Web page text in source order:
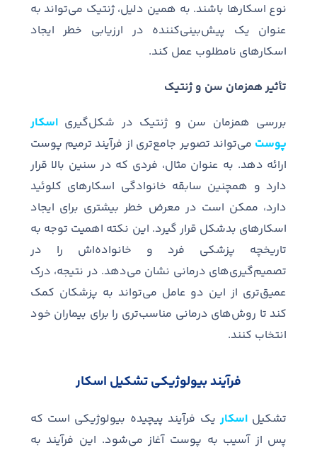
نوع اسکارها باشند. به همین دلیل، ژنتیک میتواند به
عنوان یک پیشبینیکننده در ارزیابی خطر ایجاد
اسکارهای نامطلوب عمل کند.
تأثیر همزمان سن و ژنتیک
بررسی همزمان سن و ژنتیک در شکلگیری اسکار
پوست میتواند تصویر جامعتری از فرآیند ترمیم پوست
ارائه دهد. به عنوان مثال، فردی که در سنین بالا قرار
دارد و همچنین سابقه خانوادگی اسکارهای کلوئید
دارد، ممکن است در معرض خطر بیشتری برای ایجاد
اسکارهای بدشکل قرار گیرد. این نکته اهمیت توجه به
تاریخچه پزشکی فرد و خانوادهاش را در
تصمیمگیریهای درمانی نشان میدهد. در نتیجه، درک
عمیقتری از این دو عامل میتواند به پزشکان کمک
کند تا روشهای درمانی مناسبتری را برای بیماران خود
انتخاب کنند.
فرآیند بیولوژیکی تشکیل اسکار
تشکیل اسکار یک فرآیند پیچیده بیولوژیکی است که
پس از آسیب به پوست آغاز میشود. این فرآیند به